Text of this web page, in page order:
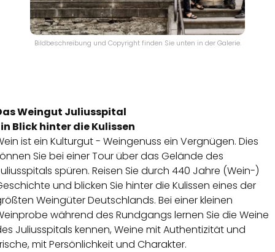
Bildbeschreibung und Copyright finden Sie unten in der Galerie.
Weingut Juliusspital
Blick hinter die Kulissen
ist ein Kulturgut - Weingenuss ein Vergnügen. Dies
Sie bei einer Tour über das Gelände des
spüren. Reisen Sie durch 440 Jahre (Wein-)
und blicken Sie hinter die Kulissen eines der
Weingüter Deutschlands. Bei einer kleinen
während des Rundgangs lernen Sie die Weine
Juliusspitals kennen, Weine mit Authentizität und
mit Persönlichkeit und Charakter.